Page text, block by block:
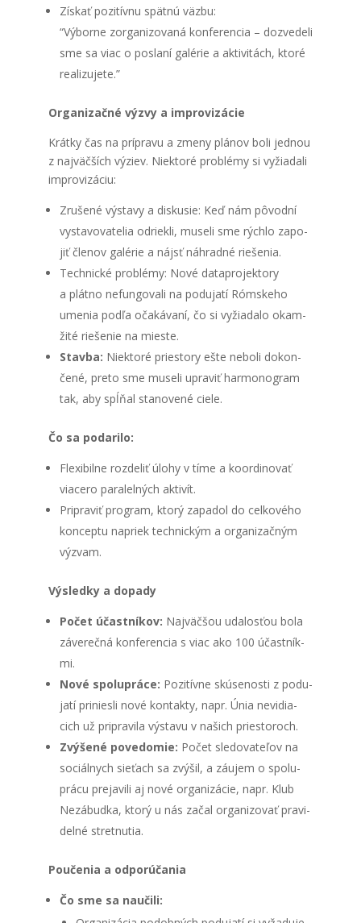
Zís­kať pozi­tív­nu spät­nú väz­bu:
“Výbor­ne zor­ga­ni­zo­va­ná kon­fe­ren­cia – dozve­de­li
sme sa viac o posla­ní galé­rie a akti­vi­tách, kto­ré
rea­li­zu­je­te.”
Orga­ni­zač­né výzvy a impro­vi­zá­cie
Krát­ky čas na príp­ra­vu a zme­ny plá­nov boli jed­nou
z naj­väč­ších výziev. Nie­kto­ré prob­lé­my si vyžia­da­li
impro­vi­zá­ciu:
Zru­še­né výsta­vy a dis­ku­sie: Keď nám pôvod­ní
vysta­vo­va­te­lia odriek­li, muse­li sme rých­lo zapo­
jiť čle­nov galé­rie a nájsť náh­rad­né rie­še­nia.
Tech­nic­ké prob­lé­my: Nové datap­ro­jek­to­ry
a plát­no nefun­go­va­li na podu­ja­tí Róm­ske­ho
ume­nia pod­ľa oča­ká­va­ní, čo si vyžia­da­lo okam­
ži­té rie­še­nie na mies­te.
Stav­ba: Nie­kto­ré pries­to­ry ešte nebo­li dokon­
če­né, pre­to sme muse­li upra­viť har­mo­no­gram
tak, aby spĺňal sta­no­ve­né cie­le.
Čo sa poda­ri­lo:
Fle­xi­bil­ne roz­de­liť úlo­hy v tíme a koor­di­no­vať
via­ce­ro para­lel­ných akti­vít.
Pri­pra­viť prog­ram, kto­rý zapa­dol do cel­ko­vé­ho
kon­cep­tu napriek tech­nic­kým a orga­ni­zač­ným
výzvam.
Výsled­ky a dopa­dy
Počet účast­ní­kov: Naj­väč­šou uda­los­ťou bola
záve­reč­ná kon­fe­ren­cia s viac ako 100 účast­ník­
mi.
Nové spo­lu­prá­ce: Pozi­tív­ne skú­se­nos­ti z podu­
ja­tí pri­nies­li nové kon­tak­ty, napr. Únia nevi­dia­
cich už pri­pra­vi­la výsta­vu v našich pries­to­roch.
Zvý­še­né pove­do­mie: Počet sle­do­va­te­ľov na
sociál­nych sie­ťach sa zvý­šil, a záu­jem o spo­lu­
prá­cu pre­ja­vi­li aj nové orga­ni­zá­cie, napr. Klub
Nezá­bud­ka, kto­rý u nás začal orga­ni­zo­vať pra­vi­
del­né stret­nu­tia.
Pou­če­nia a odpo­rú­ča­nia
Čo sme sa nauči­li: